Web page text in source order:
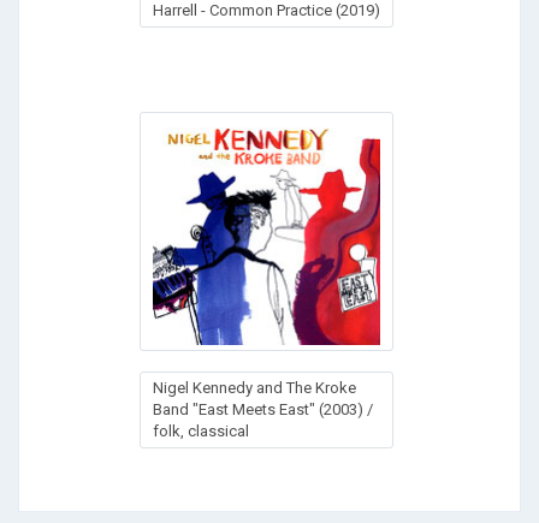
Harrell - Common Practice (2019)
Nigel Kennedy and The Kroke
Band "East Meets East" (2003) /
folk, сlassical